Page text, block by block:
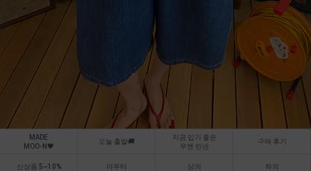
MADE
MOO-N🖤
오늘 출발🚚
지금 입기 좋은
무엔 린넨
구매 후기
신상품 5~10% 아우터 상의 하의